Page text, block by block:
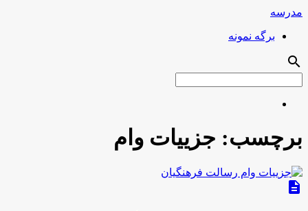
مدرسه
برگه نمونه
search
برچسب: جزییات وام
description